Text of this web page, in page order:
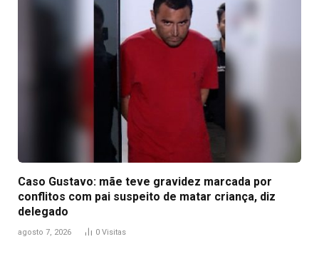
Caso Gustavo: mãe teve gravidez marcada por
conflitos com pai suspeito de matar criança, diz
delegado
agosto 7, 2026 0 Visitas